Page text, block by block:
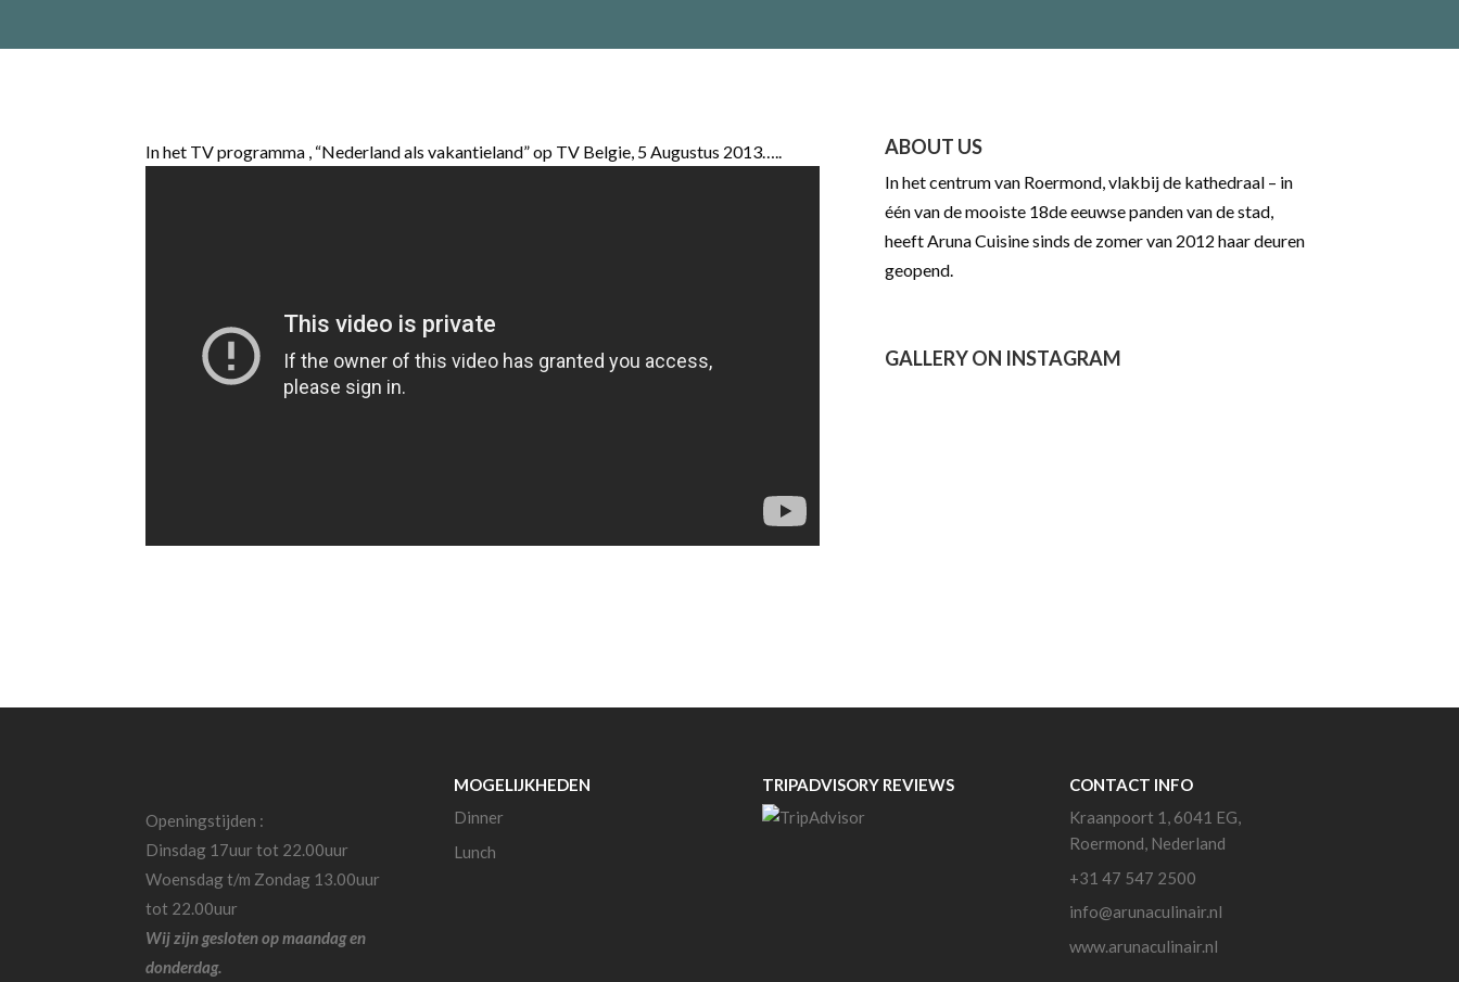
In het TV programma , “Nederland als vakantieland” op TV Belgie, 5 Augustus 2013….. ABOUT US
In het centrum van Roermond, vlakbij de kathedraal – in
één van de mooiste 18de eeuwse panden van de stad,
heeft Aruna Cuisine sinds de zomer van 2012 haar deuren
geopend.
GALLERY ON INSTAGRAM
Openingstijden :
Dinsdag 17uur tot 22.00uur
Woensdag t/m Zondag 13.00uur
tot 22.00uur
Wij zijn gesloten op maandag en
donderdag.
MOGELIJKHEDEN
Dinner
Lunch
TRIPADVISORY REVIEWS
CONTACT INFO
Kraanpoort 1, 6041 EG,
Roermond, Nederland
+31 47 547 2500
info@arunaculinair.nl
www.arunaculinair.nl